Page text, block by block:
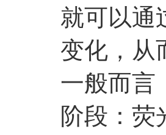
就可以通
变化，从
一般而言
阶段：荧